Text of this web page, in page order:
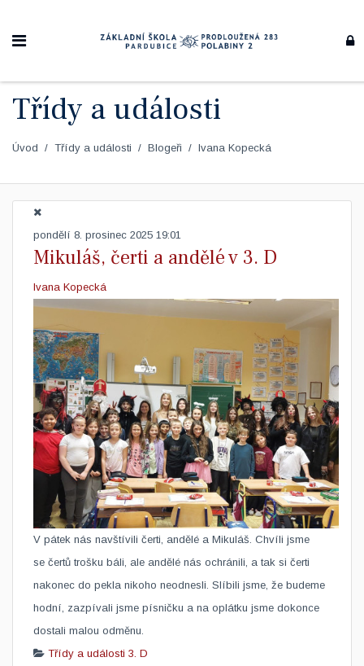
Třídy a události
Úvod Třídy a události Blogeři Ivana Kopecká
pondělí 8. prosinec 2025 19:01
Mikuláš, čerti a andělé v 3. D
Ivana Kopecká
V pátek nás navštívili čerti, andělé a Mikuláš. Chvíli jsme
se čertů trošku báli, ale andělé nás ochránili, a tak si čerti
nakonec do pekla nikoho neodnesli. Slíbili jsme, že budeme
hodní, zazpívali jsme písničku a na oplátku jsme dokonce
dostali malou odměnu. ​
Třídy a události 3. D